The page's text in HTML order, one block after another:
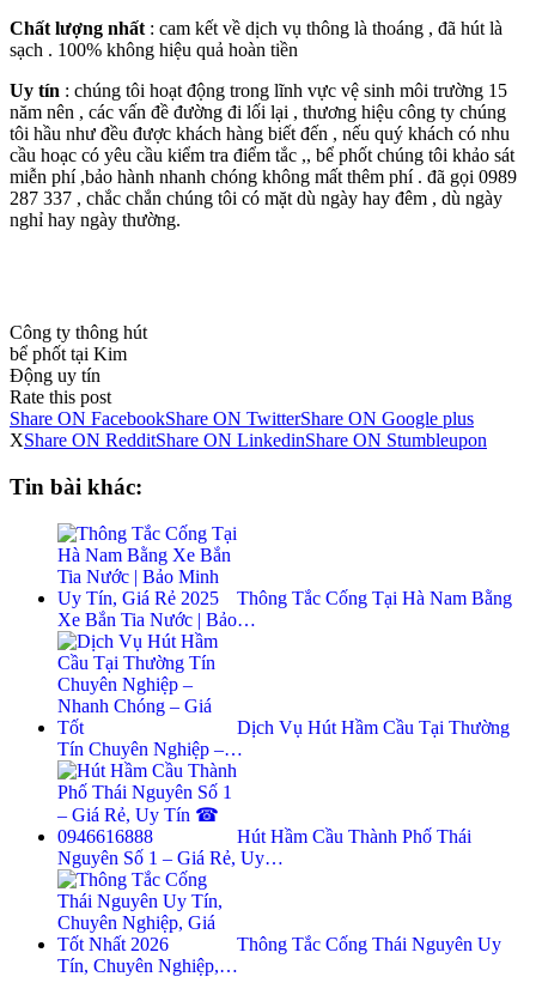
Chất lượng nhất : cam kết về dịch vụ thông là thoáng , đã hút là
sạch . 100% không hiệu quả hoàn tiền
Uy tín : chúng tôi hoạt động trong lĩnh vực vệ sinh môi trường 15
năm nên , các vấn đề đường đi lối lại , thương hiệu công ty chúng
tôi hầu như đều được khách hàng biết đến , nếu quý khách có nhu
cầu hoạc có yêu cầu kiểm tra điểm tắc ,, bể phốt chúng tôi khảo sát
miễn phí ,bảo hành nhanh chóng không mất thêm phí . đã gọi 0989
287 337 , chắc chắn chúng tôi có mặt dù ngày hay đêm , dù ngày
nghỉ hay ngày thường.
Công ty thông hút
bể phốt tại Kim
Động uy tín
Rate this post
Share ON FacebookShare ON TwitterShare ON Google plus
XShare ON RedditShare ON LinkedinShare ON Stumbleupon
Tin bài khác:
Thông Tắc Cống Tại Hà Nam Bằng
Xe Bắn Tia Nước | Bảo…
Dịch Vụ Hút Hầm Cầu Tại Thường
Tín Chuyên Nghiệp –…
Hút Hầm Cầu Thành Phố Thái
Nguyên Số 1 – Giá Rẻ, Uy…
Thông Tắc Cống Thái Nguyên Uy
Tín, Chuyên Nghiệp,…